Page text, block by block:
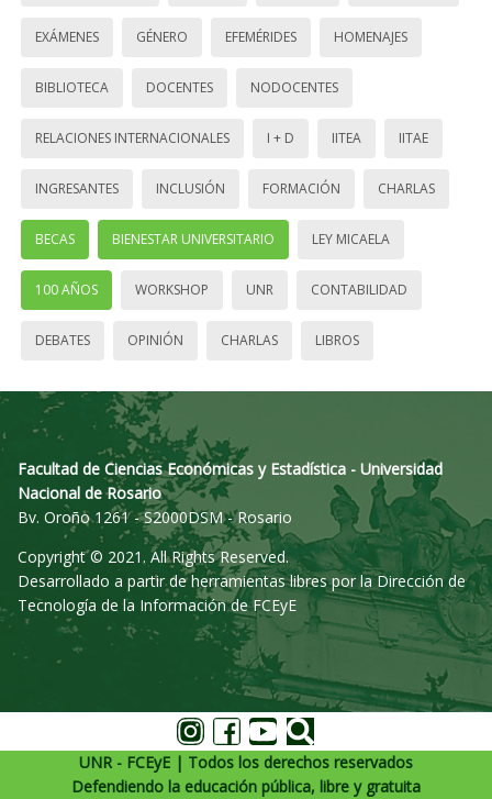
EXÁMENES GÉNERO EFEMÉRIDES HOMENAJES
BIBLIOTECA DOCENTES NODOCENTES
RELACIONES INTERNACIONALES I + D IITEA IITAE
INGRESANTES INCLUSIÓN FORMACIÓN CHARLAS
BECAS BIENESTAR UNIVERSITARIO LEY MICAELA
100 AÑOS WORKSHOP UNR CONTABILIDAD
DEBATES OPINIÓN CHARLAS LIBROS
Facultad de Ciencias Económicas y Estadística - Universidad
Nacional de Rosario
Bv. Oroño 1261 - S2000DSM - Rosario
Copyright © 2021. All Rights Reserved.
Desarrollado a partir de herramientas libres por la Dirección de
Tecnología de la Información de FCEyE
UNR - FCEyE | Todos los derechos reservados
Defendiendo la educación pública, libre y gratuita